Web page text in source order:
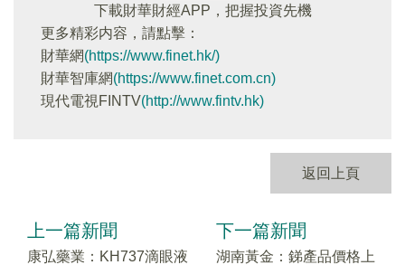
下載財華財經APP，把握投資先機
更多精彩内容，請點擊：
財華網(https://www.finet.hk/)
財華智庫網(https://www.finet.com.cn)
現代電視FINTV(http://www.fintv.hk)
返回上頁
上一篇新聞
康弘藥業：KH737滴眼液
下一篇新聞
湖南黃金：銻產品價格上